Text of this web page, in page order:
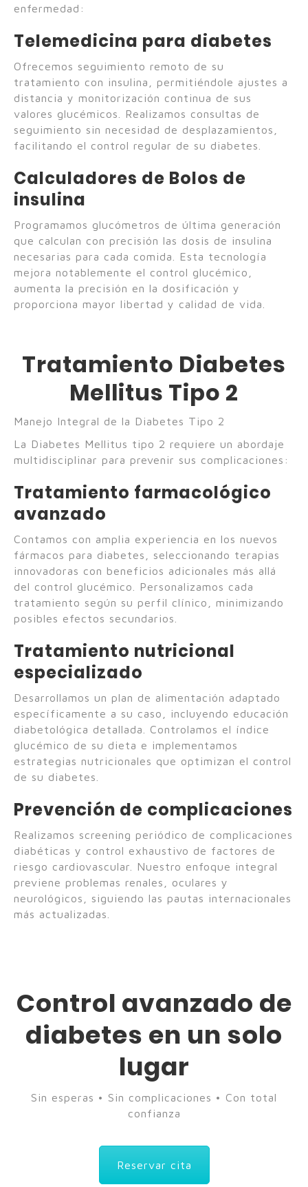
enfermedad:
Telemedicina para diabetes
Ofrecemos seguimiento remoto de su
tratamiento con insulina, permitiéndole ajustes a
distancia y monitorización continua de sus
valores glucémicos. Realizamos consultas de
seguimiento sin necesidad de desplazamientos,
facilitando el control regular de su diabetes.
Calculadores de Bolos de
insulina
Programamos glucómetros de última generación
que calculan con precisión las dosis de insulina
necesarias para cada comida. Esta tecnología
mejora notablemente el control glucémico,
aumenta la precisión en la dosificación y
proporciona mayor libertad y calidad de vida.
Tratamiento Diabetes
Mellitus Tipo 2
Manejo Integral de la Diabetes Tipo 2
La Diabetes Mellitus tipo 2 requiere un abordaje
multidisciplinar para prevenir sus complicaciones:
Tratamiento farmacológico
avanzado
Contamos con amplia experiencia en los nuevos
fármacos para diabetes, seleccionando terapias
innovadoras con beneficios adicionales más allá
del control glucémico. Personalizamos cada
tratamiento según su perfil clínico, minimizando
posibles efectos secundarios.
Tratamiento nutricional
especializado
Desarrollamos un plan de alimentación adaptado
específicamente a su caso, incluyendo educación
diabetológica detallada. Controlamos el índice
glucémico de su dieta e implementamos
estrategias nutricionales que optimizan el control
de su diabetes.
Prevención de complicaciones
Realizamos screening periódico de complicaciones
diabéticas y control exhaustivo de factores de
riesgo cardiovascular. Nuestro enfoque integral
previene problemas renales, oculares y
neurológicos, siguiendo las pautas internacionales
más actualizadas.
Control avanzado de
diabetes en un solo
lugar
Sin esperas • Sin complicaciones • Con total
confianza
Reservar cita